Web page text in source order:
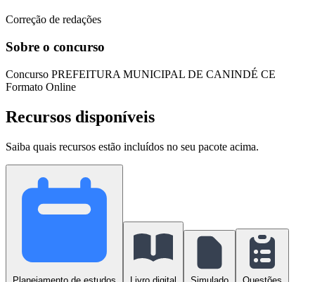
Correção de redações
Sobre o concurso
Concurso PREFEITURA MUNICIPAL DE CANINDÉ CE
Formato Online
Recursos disponíveis
Saiba quais recursos estão incluídos no seu pacote acima.
Planejamento de estudos Livro digital Simulado Questões